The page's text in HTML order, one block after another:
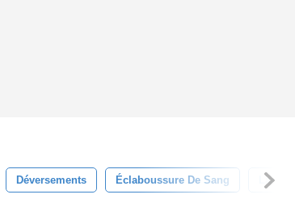
Déversements Éclaboussure De Sang